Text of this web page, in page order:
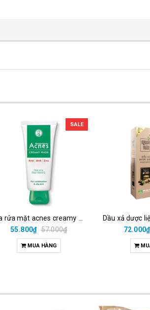
SALE
55.800₫ 57.000₫
MUA HÀNG
72.000₫